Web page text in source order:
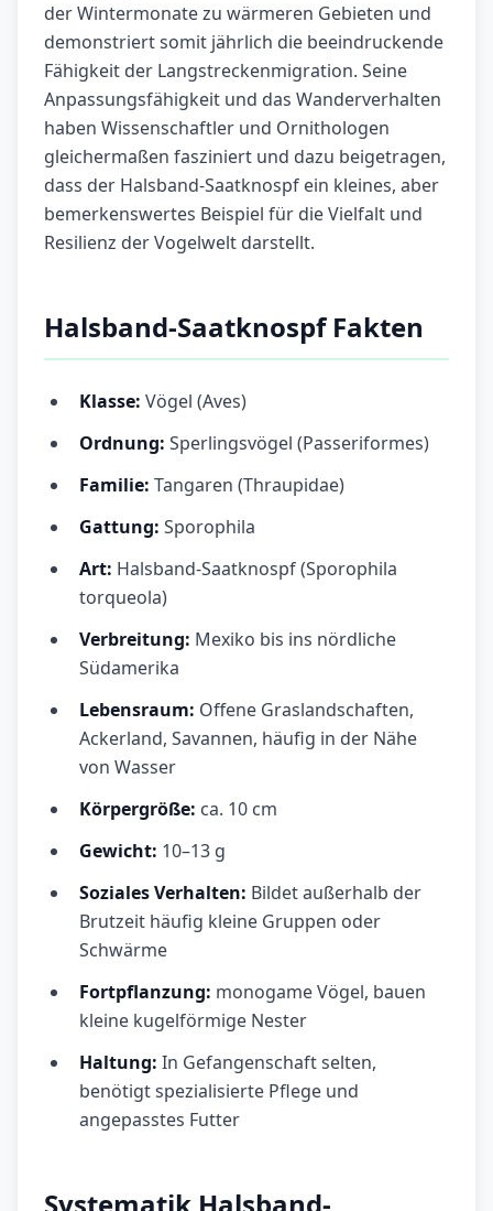
der Wintermonate zu wärmeren Gebieten und
demonstriert somit jährlich die beeindruckende
Fähigkeit der Langstreckenmigration. Seine
Anpassungsfähigkeit und das Wanderverhalten
haben Wissenschaftler und Ornithologen
gleichermaßen fasziniert und dazu beigetragen,
dass der Halsband-Saatknospf ein kleines, aber
bemerkenswertes Beispiel für die Vielfalt und
Resilienz der Vogelwelt darstellt.
Halsband-Saatknospf Fakten
Klasse: Vögel (Aves)
Ordnung: Sperlingsvögel (Passeriformes)
Familie: Tangaren (Thraupidae)
Gattung: Sporophila
Art: Halsband-Saatknospf (Sporophila
torqueola)
Verbreitung: Mexiko bis ins nördliche
Südamerika
Lebensraum: Offene Graslandschaften,
Ackerland, Savannen, häufig in der Nähe
von Wasser
Körpergröße: ca. 10 cm
Gewicht: 10–13 g
Soziales Verhalten: Bildet außerhalb der
Brutzeit häufig kleine Gruppen oder
Schwärme
Fortpflanzung: monogame Vögel, bauen
kleine kugelförmige Nester
Haltung: In Gefangenschaft selten,
benötigt spezialisierte Pflege und
angepasstes Futter